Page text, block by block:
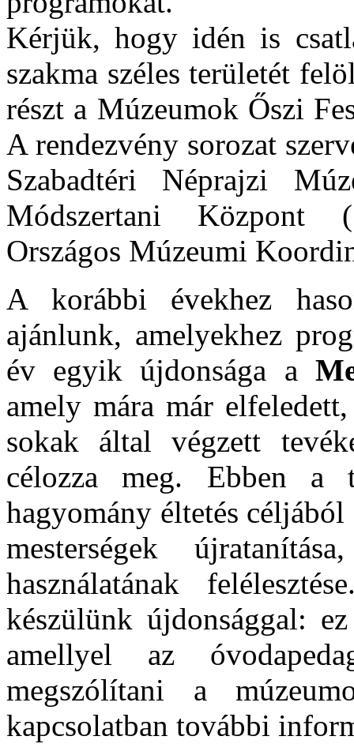
Kérjük, hogy idén is
szakma széles területét
részt a Múzeumok Őszi
A rendezvény sorozat
Szabadtéri Néprajzi
Módszertani Központ
Országos Múzeumi
A korábbi évekhez
ajánlunk, amelyekhez
év egyik újdonsága a
amely mára már
sokak által végzett
célozza meg. Ebben a
hagyomány éltetés
mesterségek
használatának
készülünk újdonsággal:
amellyel az
megszólítani a
kapcsolatban további